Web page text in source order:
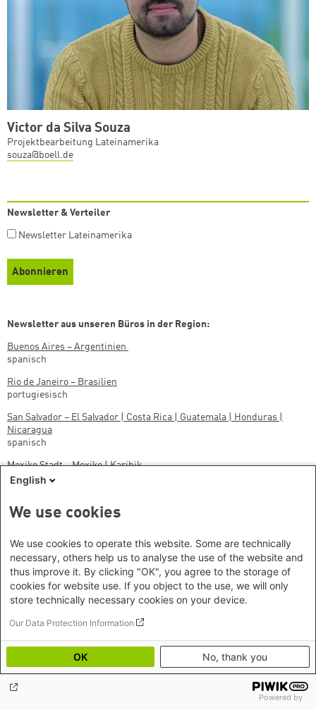
Victor da Silva Souza
Projektbearbeitung Lateinamerika
souza@boell.de
Newsletter & Verteiler
Newsletter Lateinamerika
Newsletter aus unseren Büros in der Region:
Buenos Aires – Argentinien
spanisch
Rio de Janeiro – Brasilien
portugiesisch
San Salvador – El Salvador | Costa Rica | Guatemala | Honduras |
Nicaragua
spanisch
Mexiko Stadt – Mexiko | Karibik
spanisch
auch auf Bluesky.
Auf Bluesky folgen
English
We use cookies
We use cookies to operate this website. Some are technically
necessary, others help us to analyse the use of the website and
thus improve it. By clicking "OK", you agree to the storage of
cookies for website use. If you object to the use, we will only
store technically necessary cookies on your device.
Our Data Protection Information
OK No, thank you
Powered by